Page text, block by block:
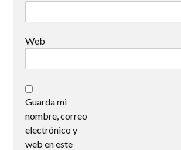
Web
Guarda mi
nombre, correo
electrónico y
web en este